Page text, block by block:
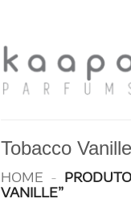
Tobacco Vanille
HOME -
VANILLE”